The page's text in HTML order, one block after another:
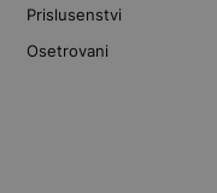
Prislusenstvi
Osetrovani